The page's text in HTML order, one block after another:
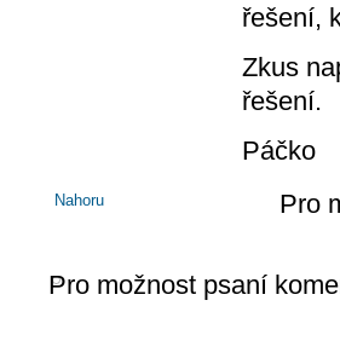
řešení,
Zkus
řešení.
Páčko
Nahoru Pro
Pro možnost psaní